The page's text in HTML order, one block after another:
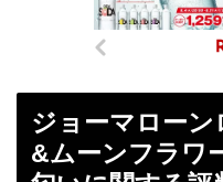
ジョーマロー
&ムーンフラワ